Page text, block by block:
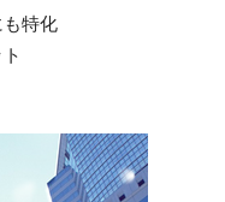
特化